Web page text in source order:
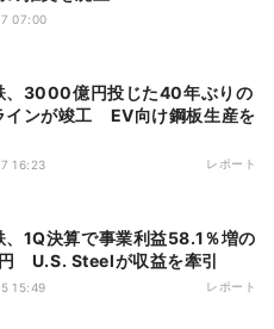
07:00
、3000億円投じた40年ぶりの
インが竣工 EV向け鋼板生産を
16:23 レポート
、1Q決算で事業利益58.1％増の
U.S. Steelが収益を牽引
15:49 レポート